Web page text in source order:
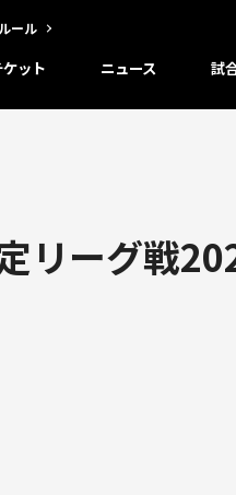
ール
ット ニュース 試
リーグ戦